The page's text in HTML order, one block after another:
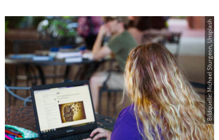
Bildquelle: Michael Sturgeon, Unsplash